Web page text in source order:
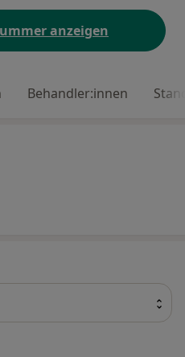
anzeigen
Behandler:innen